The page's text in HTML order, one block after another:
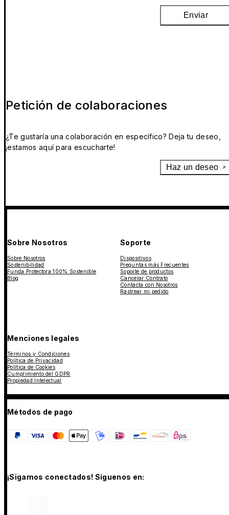
Enviar
Petición de colaboraciones
¿Te gustaría una colaboración en específico? Deja tu deseo,
¡estamos aquí para escucharte!
Haz un deseo
Sobre Nosotros
Sobre Nosotros
Sostenibilidad
Funda Protectora 100% Sostenible
Blog
Soporte
Dispositivos
Preguntas más Frecuentes
Soporte de productos
Cancelar Contrato
Contacta con Nosotros
Rastrear mi pedido
Menciones legales
Términos y Condiciones
Política de Privacidad
Política de Cookies
Cumplimiento del GDPR
Propiedad Intelectual
Métodos de pago
¡Sigamos conectados! Síguenos en: